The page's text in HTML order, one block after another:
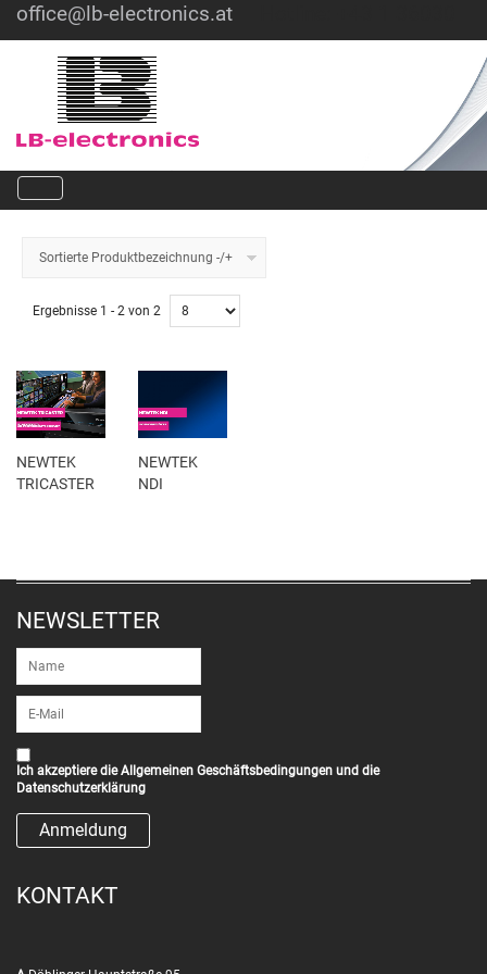
office@lb-electronics.at
Sortierte Produktbezeichnung -/+
Ergebnisse 1 - 2 von 2
NEWTEK
TRICASTER
NEWTEK
NDI
NEWSLETTER
Ich akzeptiere dieAllgemeinen Geschäftsbedingungen und die
Datenschutzerklärung
KONTAKT